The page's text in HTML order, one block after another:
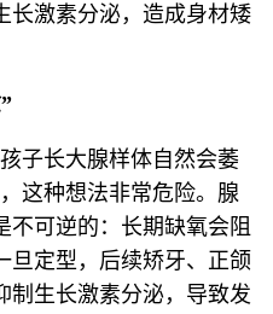
长激素分泌，造成身材矮
子长大腺样体自然会萎
这种想法非常危险。腺
不可逆的：长期缺氧会阻
旦定型，后续矫牙、正颌
制生长激素分泌，导致发